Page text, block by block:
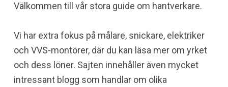
Välkommen till vår stora guide om hantverkare.
Vi har extra fokus på målare, snickare, elektriker
och VVS-montörer, där du kan läsa mer om yrket
och dess löner. Sajten innehåller även mycket
intressant blogg som handlar om olika